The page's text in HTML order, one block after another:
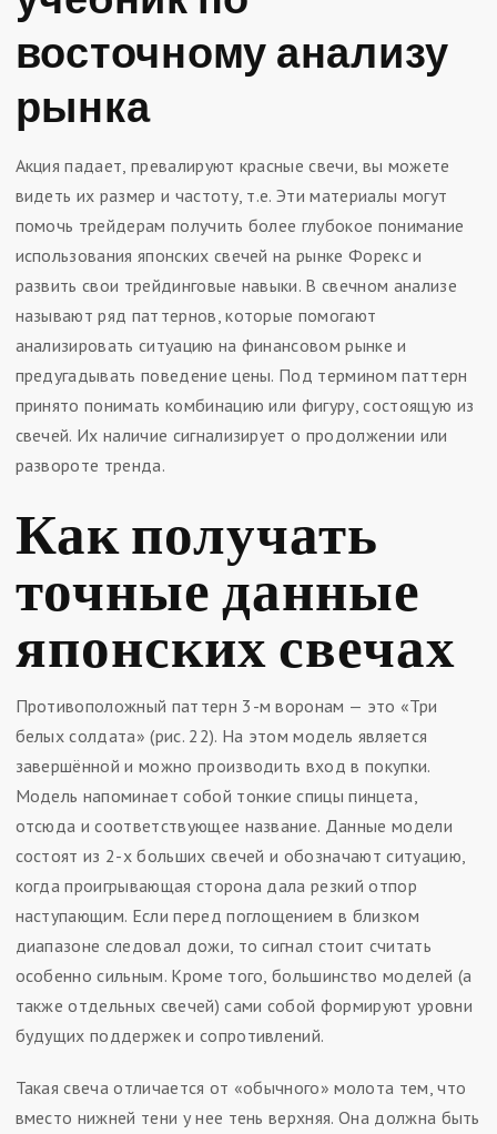
восточному анализу
рынка
Акция падает, превалируют красные свечи, вы можете
видеть их размер и частоту, т.е. Эти материалы могут
помочь трейдерам получить более глубокое понимание
использования японских свечей на рынке Форекс и
развить свои трейдинговые навыки. В свечном анализе
называют ряд паттернов, которые помогают
анализировать ситуацию на финансовом рынке и
предугадывать поведение цены. Под термином паттерн
принято понимать комбинацию или фигуру, состоящую из
свечей. Их наличие сигнализирует о продолжении или
развороте тренда.
Как получать
точные данные
японских свечах
Противоположный паттерн 3-м воронам — это «Три
белых солдата» (рис. 22). На этом модель является
завершённой и можно производить вход в покупки.
Модель напоминает собой тонкие спицы пинцета,
отсюда и соответствующее название. Данные модели
состоят из 2-х больших свечей и обозначают ситуацию,
когда проигрывающая сторона дала резкий отпор
наступающим. Если перед поглощением в близком
диапазоне следовал дожи, то сигнал стоит считать
особенно сильным. Кроме того, большинство моделей (а
также отдельных свечей) сами собой формируют уровни
будущих поддержек и сопротивлений.
Такая свеча отличается от «обычного» молота тем, что
вместо нижней тени у нее тень верхняя. Она должна быть